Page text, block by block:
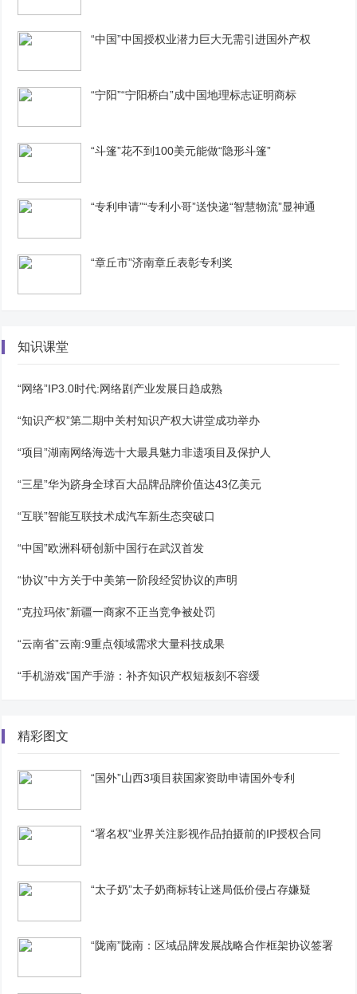
“中国”中国授权业潜力巨大无需引进国外产权
“宁阳”“宁阳桥白”成中国地理标志证明商标
“斗篷”花不到100美元能做“隐形斗篷”
“专利申请”“专利小哥”送快递“智慧物流”显神通
“章丘市”济南章丘表彰专利奖
知识课堂
“网络”IP3.0时代:网络剧产业发展日趋成熟
“知识产权”第二期中关村知识产权大讲堂成功举办
“项目”湖南网络海选十大最具魅力非遗项目及保护人
“三星”华为跻身全球百大品牌品牌价值达43亿美元
“互联”智能互联技术成汽车新生态突破口
“中国”欧洲科研创新中国行在武汉首发
“协议”中方关于中美第一阶段经贸协议的声明
“克拉玛依”新疆一商家不正当竞争被处罚
“云南省”云南:9重点领域需求大量科技成果
“手机游戏”国产手游：补齐知识产权短板刻不容缓
精彩图文
“国外”山西3项目获国家资助申请国外专利
“署名权”业界关注影视作品拍摄前的IP授权合同
“太子奶”太子奶商标转让迷局低价侵占存嫌疑
“陇南”陇南：区域品牌发展战略合作框架协议签署